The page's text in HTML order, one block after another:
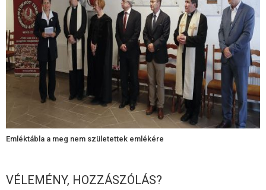
Emléktábla a meg nem születettek emlékére​
VÉLEMÉNY, HOZZÁSZÓLÁS?